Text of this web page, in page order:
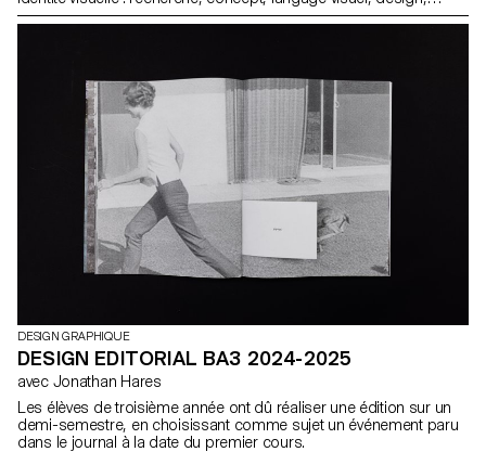
communication.
DESIGN GRAPHIQUE
DESIGN EDITORIAL BA3 2024-2025
avec Jonathan Hares
Les élèves de troisième année ont dû réaliser une édition sur un
demi-semestre, en choisissant comme sujet un événement paru
dans le journal à la date du premier cours.